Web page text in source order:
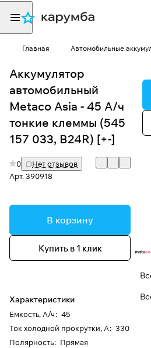
Главная Автомобильные
Аккумулятор
автомобильный
Metaco Asia - 45 А/ч
тонкие клеммы (545
157 033, B24R) [+-]
0
Нет отзывов
Арт.390918
В корзину
Купить в 1 клик
Характеристики
Емкость, А/ч: 45
Ток холодной прокрутки, А: 330
Полярность: Прямая